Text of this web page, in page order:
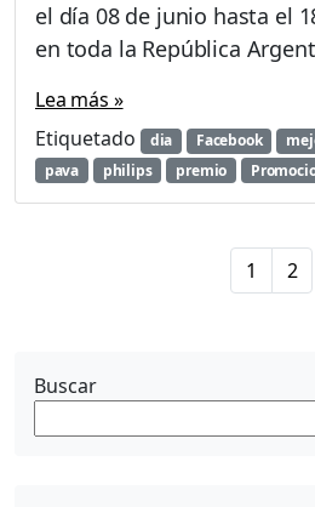
el día 08 de junio hasta el
en toda la República
Lea más »
Etiquetado
dia Facebook
pava
philips premio
P
a
1
P
a
2
Buscar